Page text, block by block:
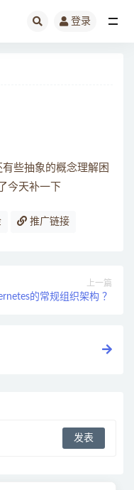
登录
些抽象的概念理解困
今天补一下
推广链接
上一篇
的常规组织架构 ？